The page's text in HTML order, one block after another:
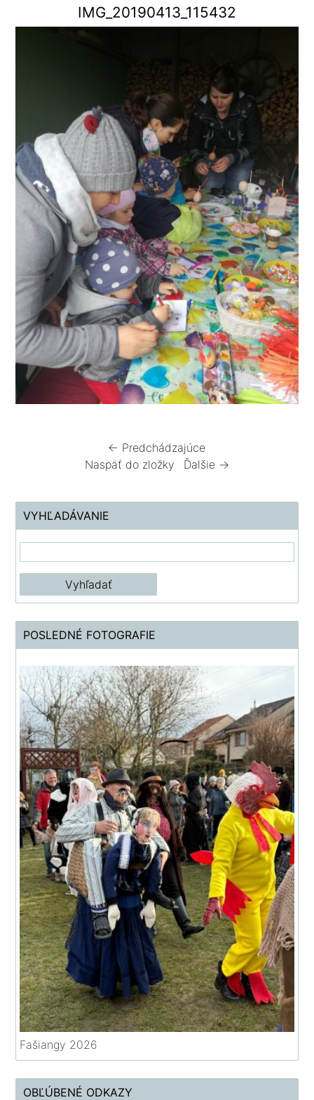
IMG_20190413_115432
← Predchádzajúce
Naspäť do zložky
Ďalšie →
VYHĽADÁVANIE
POSLEDNÉ FOTOGRAFIE
Fašiangy 2026
OBĽÚBENÉ ODKAZY